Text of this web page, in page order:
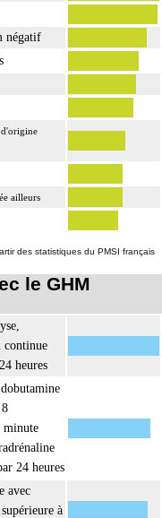
négatif
d'origine
ailleurs
des statistiques du PMSI français
le GHM
heures
minute
24 heures
avec
à